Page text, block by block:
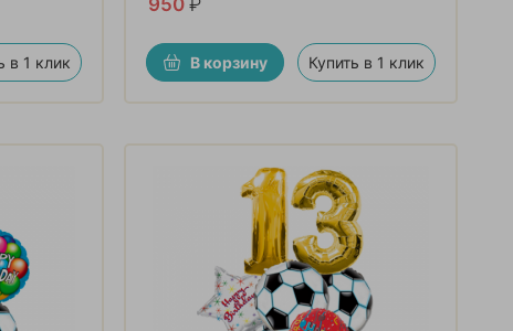
в 1 клик
950 ₽
В корзину Купить в 1 клик